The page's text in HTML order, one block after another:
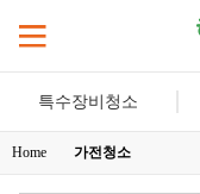
특수장비청소
Home 가전청소